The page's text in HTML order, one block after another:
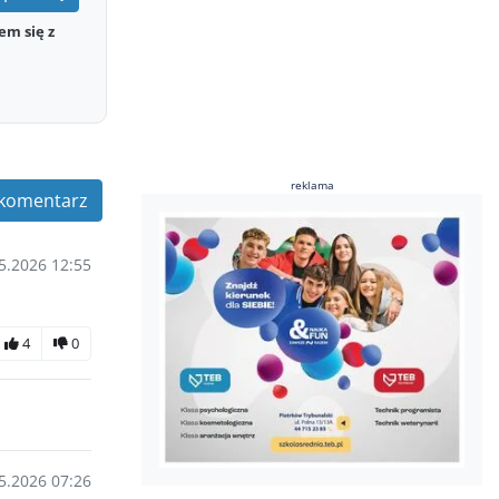
się z
12:55
4 0
07:26
reklama